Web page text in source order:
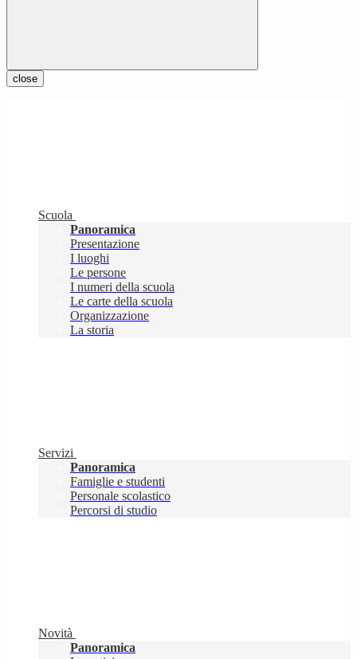
close
Scuola
Panoramica
Presentazione
I luoghi
Le persone
I numeri della scuola
Le carte della scuola
Organizzazione
La storia
Servizi
Panoramica
Famiglie e studenti
Personale scolastico
Percorsi di studio
Novità
Panoramica